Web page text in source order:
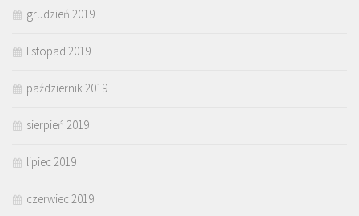
grudzień 2019
listopad 2019
październik 2019
sierpień 2019
lipiec 2019
czerwiec 2019